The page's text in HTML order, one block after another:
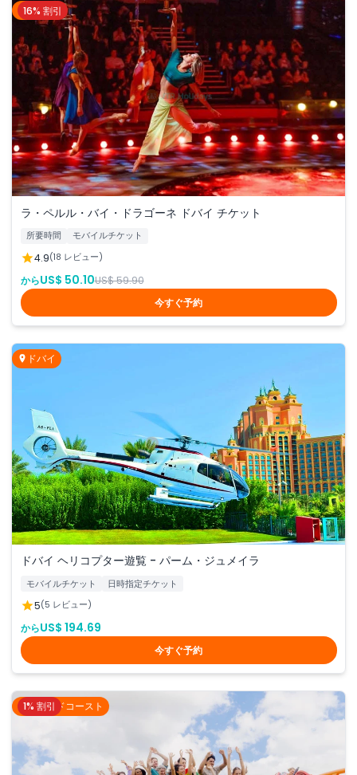
ドバイ
16% 割引
ラ・ペルル・バイ・ドラゴーネ ドバイ チケット
所要時間 モバイルチケット
4.9(18 レビュー)
からUS$ 50.10US$ 59.90
今すぐ予約
ドバイ
ドバイ ヘリコプター遊覧 - パーム・ジュメイラ
モバイルチケット 日時指定チケット
5(5 レビュー)
からUS$ 194.69
今すぐ予約
ゴールドコースト
1% 割引